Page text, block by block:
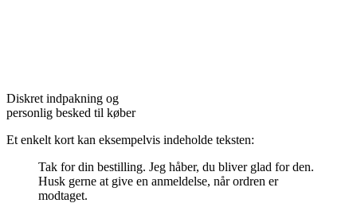
Diskret indpakning og
personlig besked til køber
Et enkelt kort kan eksempelvis indeholde teksten:
Tak for din bestilling. Jeg håber, du bliver glad for den.
Husk gerne at give en anmeldelse, når ordren er
modtaget.